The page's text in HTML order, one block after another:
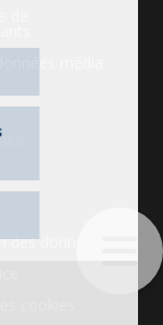
média
données
cookies